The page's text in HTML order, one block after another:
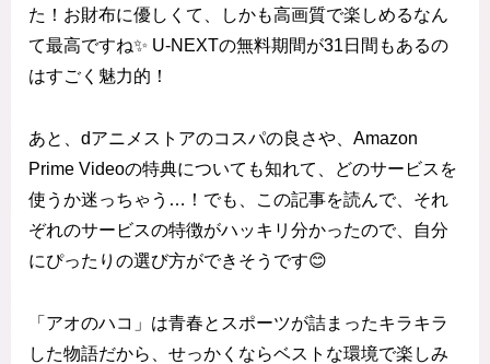
た！お財布に優しくて、しかも高画質で楽しめるなん
て最高ですね✨ U-NEXTの無料期間が31日間もあるの
はすごく魅力的！
あと、dアニメストアのコスパの良さや、Amazon
Prime Videoの特典についても知れて、どのサービスを
使うか迷っちゃう…！でも、この記事を読んで、それ
ぞれのサービスの特徴がハッキリ分かったので、自分
にぴったりの選び方ができそうです😊
「アオのハコ」は青春とスポーツが詰まったキラキラ
した物語だから、せっかくならベストな環境で楽しみ